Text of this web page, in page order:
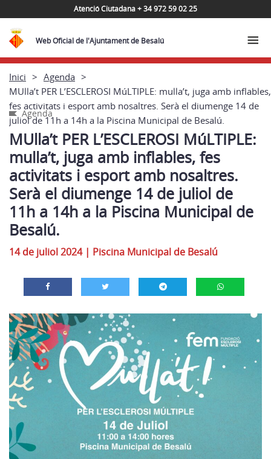
Atenció Ciutadana + 34 972 59 02 25
Web Oficial de l'Ajuntament de Besalú
Inici
Agenda
MUlla’t PER L’ESCLEROSI MúLTIPLE: mulla’t, juga amb inflables,
fes activitats i esport amb nosaltres. Serà el diumenge 14 de
juliol de 11h a 14h a la Piscina Municipal de Besalú.
Agenda
MUlla’t PER L’ESCLEROSI MúLTIPLE:
mulla’t, juga amb inflables, fes
activitats i esport amb nosaltres.
Serà el diumenge 14 de juliol de
11h a 14h a la Piscina Municipal de
Besalú.
14 de juliol 2024| Piscina Municipal de Besalú